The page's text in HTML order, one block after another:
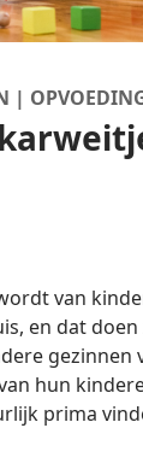
|
van
en dat
gezinnen
hun
prima